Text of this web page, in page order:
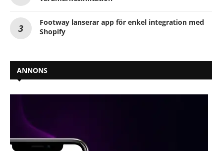
Footway lanserar app för enkel integration med
Shopify
ANNONS